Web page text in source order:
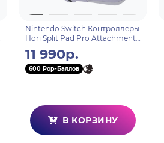
Nintendo Switch Контроллеры
Hori Split Pad Pro Attachment
(NSW-428U)
11 990р.
600 Pop-Баллов
В КОРЗИНУ